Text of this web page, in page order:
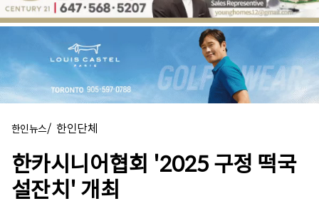
한인뉴스/ 한인단체
한카시니어협회 '2025 구정 떡국
설잔치' 개최